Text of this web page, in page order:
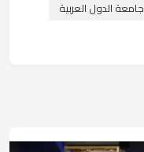
جامعة الدول العربية